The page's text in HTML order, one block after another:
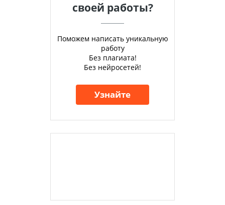
своей работы?
Поможем написать уникальную
работу
Без плагиата!
Без нейросетей!
Узнайте